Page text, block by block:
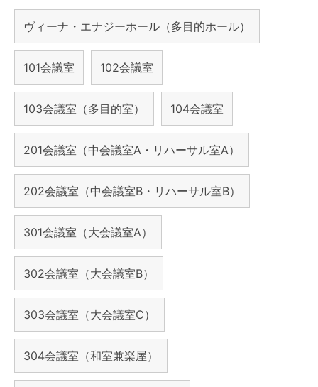
ヴィーナ・エナジーホール（多目的ホール）
101会議室 102会議室
103会議室（多目的室） 104会議室
201会議室（中会議室A・リハーサル室A）
202会議室（中会議室B・リハーサル室B）
301会議室（大会議室A）
302会議室（大会議室B）
303会議室（大会議室C）
304会議室（和室兼楽屋）